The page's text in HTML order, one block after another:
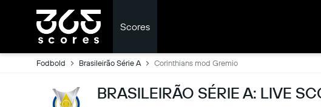
Scores
Fodbold Brasileirão Série A Corinthians mod Gremio
BRASILEIRÃO SÉRIE A: LIVE